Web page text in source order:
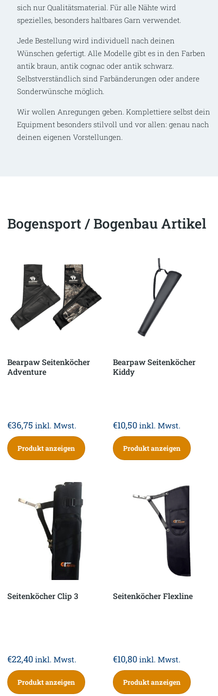
sich nur Qualitätsmaterial. Für alle Nähte wird
spezielles, besonders haltbares Garn verwendet.
Jede Bestellung wird individuell nach deinen
Wünschen gefertigt. Alle Modelle gibt es in den Farben
antik braun, antik cognac oder antik schwarz.
Selbstverständlich sind Farbänderungen oder andere
Sonderwünsche möglich.
Wir wollen Anregungen geben. Komplettiere selbst dein
Equipment besonders stilvoll und vor allen: genau nach
deinen eigenen Vorstellungen.
Bogensport / Bogenbau Artikel
Bearpaw Seitenköcher
Adventure
€36,75 inkl. Mwst.
Produkt anzeigen
Bearpaw Seitenköcher
Kiddy
€10,50 inkl. Mwst.
Produkt anzeigen
Seitenköcher Clip 3
€22,40inkl. Mwst.
Produkt anzeigen
Seitenköcher Flexline
€10,80 inkl. Mwst.
Produkt anzeigen